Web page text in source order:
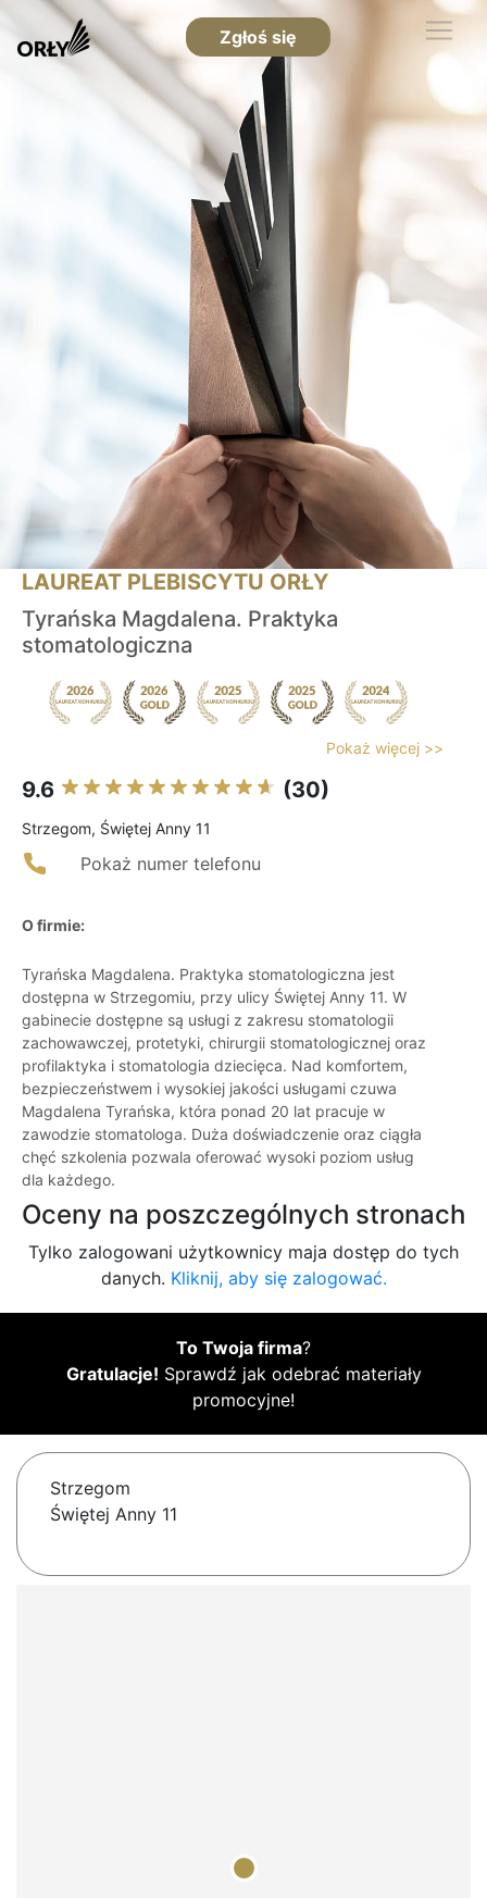
Zgłoś się
LAUREAT PLEBISCYTU ORŁY
Tyrańska Magdalena. Praktyka
stomatologiczna
Pokaż więcej >>
9.6 (30)
Strzegom, Świętej Anny 11
Pokaż numer telefonu
O firmie:
Tyrańska Magdalena. Praktyka stomatologiczna jest
dostępna w Strzegomiu, przy ulicy Świętej Anny 11. W
gabinecie dostępne są usługi z zakresu stomatologii
zachowawczej, protetyki, chirurgii stomatologicznej oraz
profilaktyka i stomatologia dziecięca. Nad komfortem,
bezpieczeństwem i wysokiej jakości usługami czuwa
Magdalena Tyrańska, która ponad 20 lat pracuje w
zawodzie stomatologa. Duża doświadczenie oraz ciągła
chęć szkolenia pozwala oferować wysoki poziom usług
dla każdego.
Oceny na poszczególnych stronach
Tylko zalogowani użytkownicy maja dostęp do tych
danych. Kliknij, aby się zalogować.
To Twoja firma?
Gratulacje! Sprawdź jak odebrać materiały
promocyjne!
Strzegom
Świętej Anny 11